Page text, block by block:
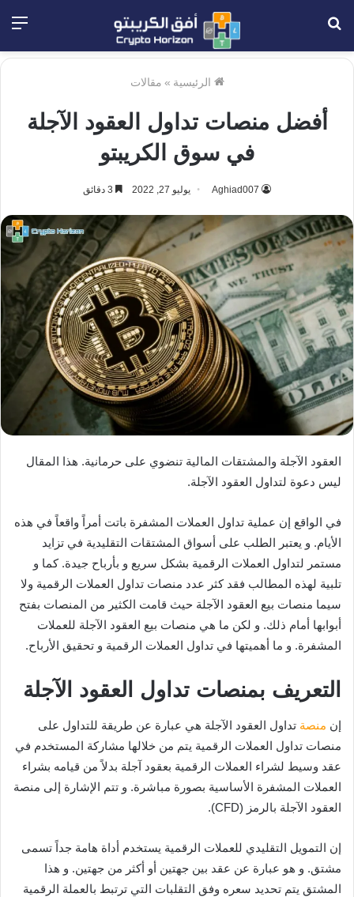
الرئيسية » مقالات
أفضل منصات تداول العقود الآجلة
في سوق الكريبتو
Aghiad007 يوليو 27, 2022
العقود الآجلة والمشتقات المالية تنضوي على حرمانية. هذا المقال
ليس دعوة لتداول العقود الآجلة.
في الواقع إن عملية تداول العملات المشفرة باتت أمراً واقعاً في هذه
الأيام. و يعتبر الطلب على أسواق المشتقات التقليدية في تزايد
مستمر لتداول العملات الرقمية بشكل سريع و بأرباح جيدة. كما و
تلبية لهذه المطالب فقد كثر عدد منصات تداول العملات الرقمية ولا
سيما منصات بيع العقود الآجلة حيث قامت الكثير من المنصات بفتح
أبوابها أمام ذلك. و لكن ما هي منصات بيع العقود الآجلة للعملات
المشفرة. و ما أهميتها في تداول العملات الرقمية و تحقيق الأرباح.
التعريف بمنصات تداول العقود الآجلة
إن منصة تداول العقود الآجلة هي عبارة عن طريقة للتداول على
منصات تداول العملات الرقمية يتم من خلالها مشاركة المستخدم في
عقد وسيط لشراء العملات الرقمية بعقود آجلة بدلاً من قيامه بشراء
العملات المشفرة الأساسية بصورة مباشرة. و تتم الإشارة إلى منصة
العقود الآجلة بالرمز (CFD).
إن التمويل التقليدي للعملات الرقمية يستخدم أداة هامة جداً تسمى
مشتق. و هو عبارة عن عقد بين جهتين أو أكثر من جهتين. و هذا
المشتق يتم تحديد سعره وفق التقلبات التي ترتبط بالعملة الرقمية